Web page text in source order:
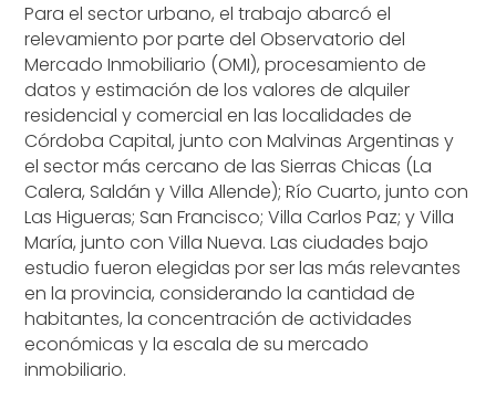
Para el sector urbano, el trabajo abarcó el
relevamiento por parte del Observatorio del
Mercado Inmobiliario (OMI), procesamiento de
datos y estimación de los valores de alquiler
residencial y comercial en las localidades de
Córdoba Capital, junto con Malvinas Argentinas y
el sector más cercano de las Sierras Chicas (La
Calera, Saldán y Villa Allende); Río Cuarto, junto con
Las Higueras; San Francisco; Villa Carlos Paz; y Villa
María, junto con Villa Nueva. Las ciudades bajo
estudio fueron elegidas por ser las más relevantes
en la provincia, considerando la cantidad de
habitantes, la concentración de actividades
económicas y la escala de su mercado
inmobiliario.